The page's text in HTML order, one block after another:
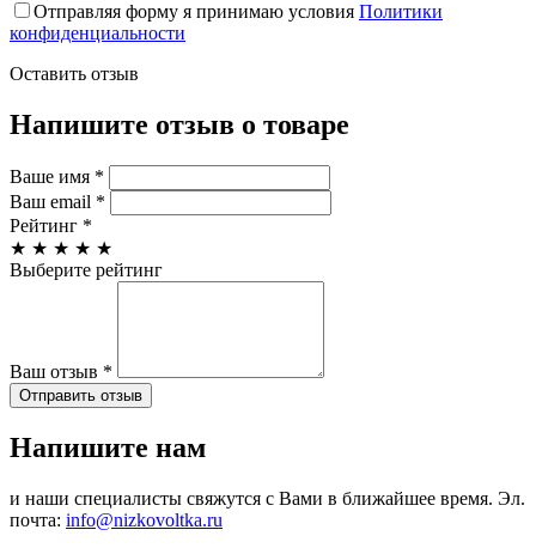
Отправляя форму я принимаю условия Политики
конфиденциальности
Оставить отзыв
Напишите отзыв о товаре
Ваше имя *
Ваш email *
Рейтинг *
★ ★ ★ ★ ★
Выберите рейтинг
Ваш отзыв *
Отправить отзыв
Напишите нам
и наши специалисты свяжутся с Вами в ближайшее время. Эл.
почта: info@nizkovoltka.ru